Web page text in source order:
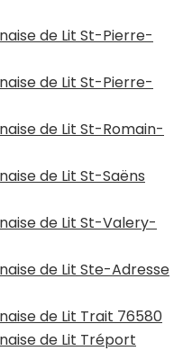
de Lit St-Pierre-
de Lit St-Pierre-
de Lit St-Romain-
de Lit St-Saëns
de Lit St-Valery-
de Lit Ste-Adresse
de Lit Trait 76580
de Lit Tréport